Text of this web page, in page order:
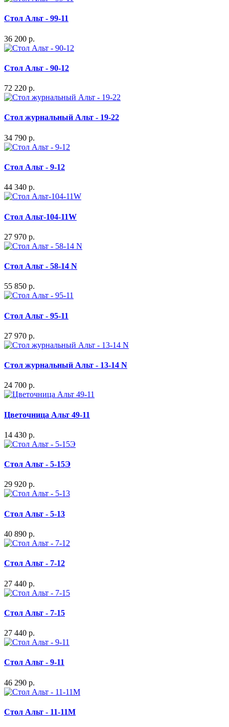
Стол Альт - 99-11
36 200 р.
Стол Альт - 90-12
72 220 р.
Стол журнальный Альт - 19-22
34 790 р.
Стол Альт - 9-12
44 340 р.
Стол Альт-104-11W
27 970 р.
Стол Альт - 58-14 N
55 850 р.
Стол Альт - 95-11
27 970 р.
Стол журнальный Альт - 13-14 N
24 700 р.
Цветочница Альт 49-11
14 430 р.
Стол Альт - 5-15Э
29 920 р.
Стол Альт - 5-13
40 890 р.
Стол Альт - 7-12
27 440 р.
Стол Альт - 7-15
27 440 р.
Стол Альт - 9-11
46 290 р.
Стол Альт - 11-11М